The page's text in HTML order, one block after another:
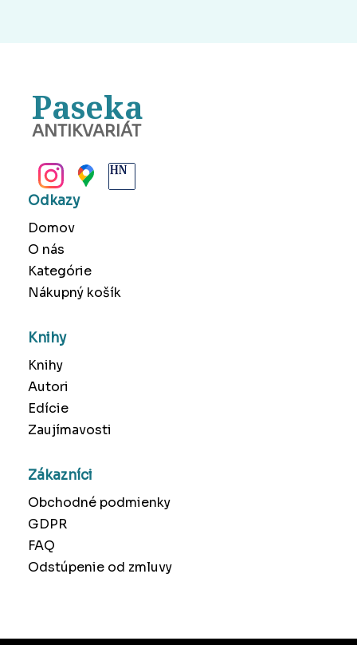
Paseka
ANTIKVARIÁT
Odkazy
Domov
O nás
Kategórie
Nákupný košík
Knihy
Knihy
Autori
Edície
Zaujímavosti
Zákazníci
Obchodné podmienky
GDPR
FAQ
Odstúpenie od zmluvy